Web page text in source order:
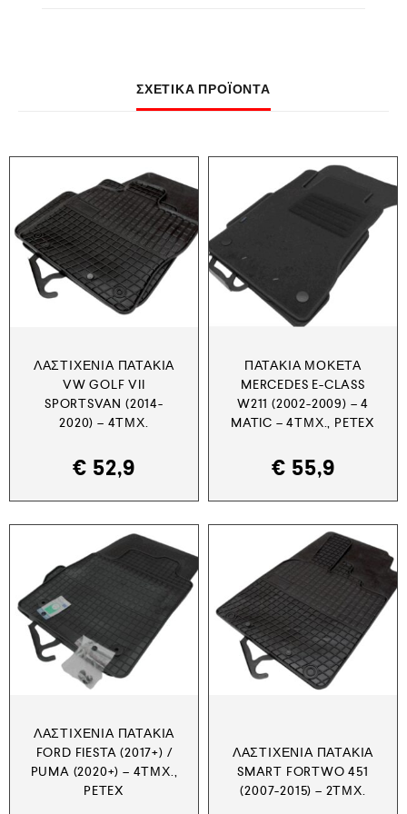
ΣΧΕΤΙΚΆ ΠΡΟΪΌΝΤΑ
ΛΑΣΤΙΧΈΝΙΑ ΠΑΤΆΚΙΑ
VW GOLF VII
SPORTSVAN (2014-
2020) – 4ΤΜΧ.
€ 52,9
ΠΑΤΆΚΙΑ ΜΟΚΈΤΑ
MERCEDES E-CLASS
W211 (2002-2009) – 4
MATIC – 4ΤΜΧ., PETEX
€ 55,9
ΛΑΣΤΙΧΈΝΙΑ ΠΑΤΆΚΙΑ
FORD FIESTA (2017+) /
PUMA (2020+) – 4ΤΜΧ.,
PETEX
ΛΑΣΤΙΧΈΝΙΑ ΠΑΤΆΚΙΑ
SMART FORTWO 451
(2007-2015) – 2ΤΜΧ.